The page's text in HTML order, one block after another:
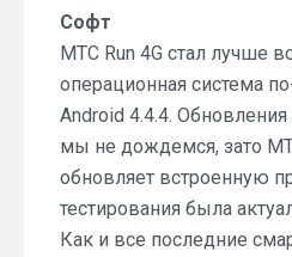
Софт
МТС Run 4G стал лучше
операционная система
Android 4.4.4.
мы не дождемся, зато
обновляет встроенную
тестирования была
Как и все последние